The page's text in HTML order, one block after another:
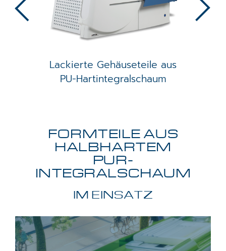
Previous
Lackierte Gehäuseteile aus
PU-Hartintegralschaum
Next
FORMTEILE AUS
HALBHARTEM
PUR-
INTEGRALSCHAUM
IM EINSATZ